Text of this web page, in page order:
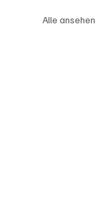
Alle ansehen